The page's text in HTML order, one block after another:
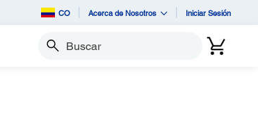
CO Acerca de Nosotros Iniciar Sesión
Buscar